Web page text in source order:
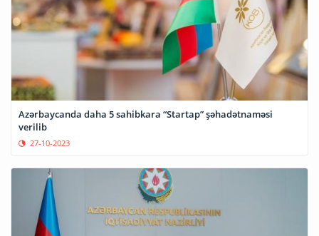
Azərbaycanda daha 5 sahibkara “Startap” şəhadətnaməsi
verilib
27-10-2023